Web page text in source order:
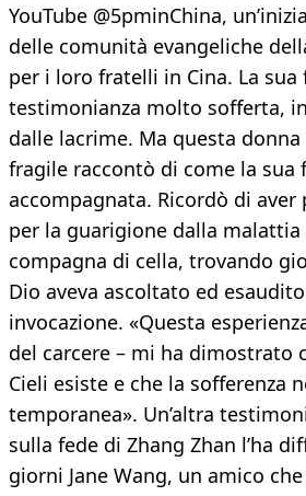
YouTube @5pminChina,
delle comunità evangeliche
per i loro fratelli in Cina. La sua
testimonianza molto sofferta,
dalle lacrime. Ma questa
fragile raccontò di come la sua
accompagnata. Ricordò di aver
per la guarigione dalla malattia
compagna di cella, trovando
Dio aveva ascoltato ed
invocazione. «Questa
del carcere – mi ha dimostrato
Cieli esiste e che la sofferenza
temporanea». Un’altra
sulla fede di Zhang Zhan l’ha
giorni Jane Wang, un amico